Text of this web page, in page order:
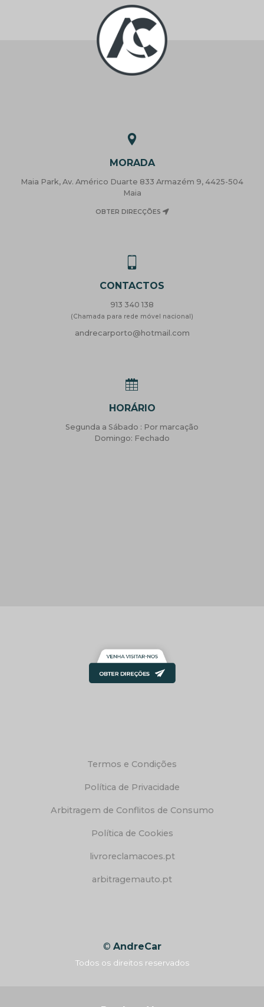
MORADA
Maia Park, Av. Américo Duarte 833 Armazém 9, 4425-504
Maia
OBTER DIRECÇÕES
CONTACTOS
913 340 138
(Chamada para rede móvel nacional)
andrecarporto@hotmail.com
HORÁRIO
Segunda a Sábado : Por marcação
Domingo: Fechado
Termos e Condições
Política de Privacidade
Arbitragem de Conflitos de Consumo
Política de Cookies
livroreclamacoes.pt
arbitragemauto.pt
© AndreCar
Todos os direitos reservados